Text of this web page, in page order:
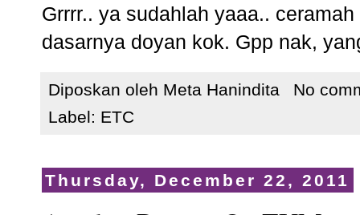
Grrrr.. ya sudahlah yaaa..
dasarnya doyan kok. Gpp nak,
Diposkan oleh Meta Hanindita
No
Label: ETC
Thursday, December 22, 2011